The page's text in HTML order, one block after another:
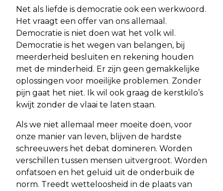
Net als liefde is democratie ook een werkwoord.
Het vraagt een offer van ons allemaal.
Democratie is niet doen wat het volk wil.
Democratie is het wegen van belangen, bij
meerderheid besluiten en rekening houden
met de minderheid. Er zijn geen gemakkelijke
oplossingen voor moeilijke problemen. Zonder
pijn gaat het niet. Ik wil ook graag de kerstkilo’s
kwijt zonder de vlaai te laten staan.
Als we niet allemaal meer moeite doen, voor
onze manier van leven, blijven de hardste
schreeuwers het debat domineren. Worden
verschillen tussen mensen uitvergroot. Worden
onfatsoen en het geluid uit de onderbuik de
norm. Treedt wetteloosheid in de plaats van